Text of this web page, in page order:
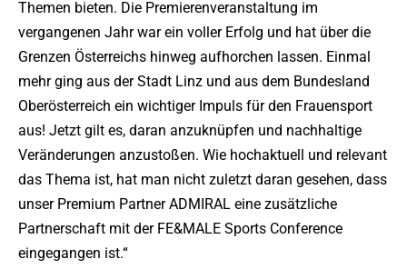
Themen bieten. Die Premierenveranstaltung im
vergangenen Jahr war ein voller Erfolg und hat über die
Grenzen Österreichs hinweg aufhorchen lassen. Einmal
mehr ging aus der Stadt Linz und aus dem Bundesland
Oberösterreich ein wichtiger Impuls für den Frauensport
aus! Jetzt gilt es, daran anzuknüpfen und nachhaltige
Veränderungen anzustoßen. Wie hochaktuell und relevant
das Thema ist, hat man nicht zuletzt daran gesehen, dass
unser Premium Partner ADMIRAL eine zusätzliche
Partnerschaft mit der FE&MALE Sports Conference
eingegangen ist.“